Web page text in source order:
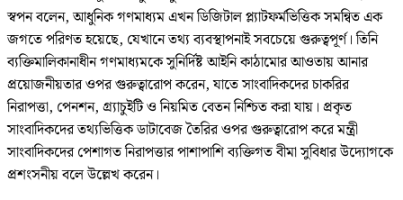
স্বপন বলেন, আধুনিক গণমাধ্যম এখন ডিজিটাল প্ল্যাটফর্মভিত্তিক সমন্বিত এক
জগতে পরিণত হয়েছে, যেখানে তথ্য ব্যবস্থাপনাই সবচেয়ে গুরুত্বপূর্ণ। তিনি
ব্যক্তিমালিকানাধীন গণমাধ্যমকে সুনির্দিষ্ট আইনি কাঠামোর আওতায় আনার
প্রয়োজনীয়তার ওপর গুরুত্বারোপ করেন, যাতে সাংবাদিকদের চাকরির
নিরাপত্তা, পেনশন, গ্র্যাচুইটি ও নিয়মিত বেতন নিশ্চিত করা যায়। প্রকৃত
সাংবাদিকদের তথ্যভিত্তিক ডাটাবেজ তৈরির ওপর গুরুত্বারোপ করে মন্ত্রী
সাংবাদিকদের পেশাগত নিরাপত্তার পাশাপাশি ব্যক্তিগত বীমা সুবিধার উদ্যোগকে
প্রশংসনীয় বলে উল্লেখ করেন।